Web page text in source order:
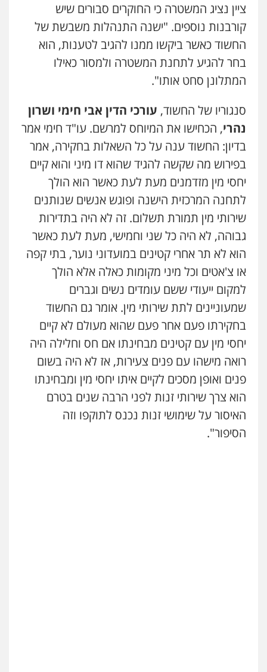
עו"ד אילן אלימלך
פלילי פשיעה חמורה תעבורה אסירים
0522992110
0509230800
משרד עורכי דין פארס פלאח
פלילי צבאי צווארון לבן והונאה ביטוח לאומי
0549911449
עו"ד עידית שינו-אמיתי
פלילי עורכי דין לענייני אסירים פשיעה
חמורה מעצרים וחקירות
0507587013
עו"ד אביגדור פלדמן
פלילי אסירים צווארון לבן זכויות אדם אזרחי
0505345826
עו"ד יאיר בן סימון
פלילי תעבורה אזרחי נזיקין ביטוח
0505719060
ציין נציג המשטרה כי החוקרים סבורים שיש
קורבנות נוספים. "ישנה התנהלות משבשת של
החשוד כאשר ביקשו ממנו להגיב לטענות, הוא
בחר להגיע לתחנת המשטרה ולמסור כאילו
המתלונן סחט אותו".
סנגוריו של החשוד, עורכי הדין אבי חימי ושרון
נהרי, הכחישו את המיוחס למרשם. עו"ד חימי אמר
בדיון: החשוד ענה על כל השאלות בחקירה, אמר
בפירוש מה שקשה להגיד שהוא דו מיני והוא קיים
יחסי מין מזדמנים מעת לעת כאשר הוא הולך
לתחנה המרכזית הישנה ופוגש אנשים שנותנים
שירותי מין תמורת תשלום. זה לא היה בתדירות
גבוהה, לא היה כל שני וחמישי, מעת לעת כאשר
הוא לא תר אחרי קטינים במועדוני נוער, בתי קפה
או צ'אטים וכל מיני מקומות כאלה אלא הולך
למקום ייעודי ששם עומדים נשים וגברים
שמעוניינים לתת שירותי מין. אומר גם החשוד
בחקירתו פעם אחר פעם שהוא מעולם לא קיים
יחסי מין עם קטינים מבחינתו אם חס וחלילה היה
רואה מישהו עם פנים צעירות, אז לא היה בשום
פנים ואופן מסכים לקיים איתו יחסי מין ומבחינתו
הוא צרך שירותי זנות לפני הרבה שנים בטרם
האיסור על שימושי זנות נכנס לתוקפו וזה
הסיפור".